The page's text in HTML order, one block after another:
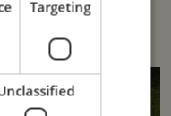
equilibrio perfecto
el sur de Portugal.
Targeting